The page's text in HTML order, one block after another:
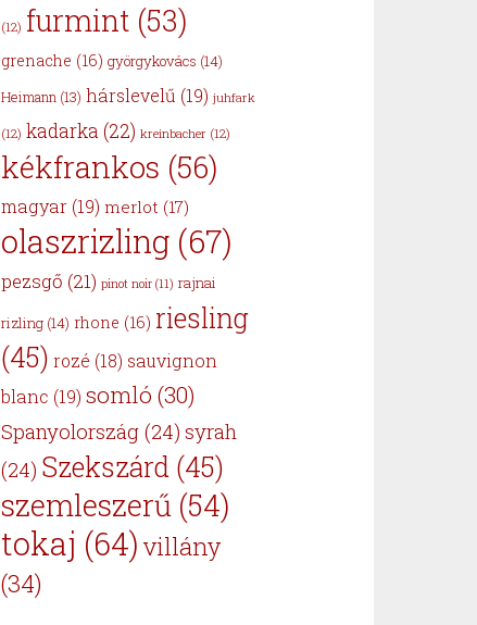
(12) furmint (53)
grenache (16) györgykovács (14)
Heimann (13) hárslevelű (19) juhfark
(12) kadarka (22) kreinbacher (12)
kékfrankos (56)
magyar (19) merlot (17)
olaszrizling (67)
pezsgő (21) pinot noir (11) rajnai
rizling (14) rhone (16) riesling
(45) rozé (18) sauvignon
blanc (19) somló (30)
Spanyolország (24) syrah
(24) Szekszárd (45)
szemleszerű (54)
tokaj (64) villány
(34)